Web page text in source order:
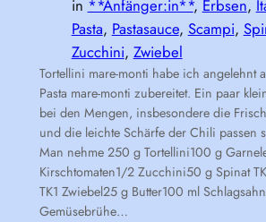
in **Anfänger:in**, Erbsen,
Pasta, Pastasauce, Scampi,
Zucchini, Zwiebel
Tortellini mare-monti habe ich angelehnt
Pasta mare-monti zubereitet. Ein paar
bei den Mengen, insbesondere die
und die leichte Schärfe der Chili passen
Man nehme 250 g Tortellini100 g
Kirschtomaten1/2 Zucchini50 g Spinat
TK1 Zwiebel25 g Butter100 ml
Gemüsebrühe…